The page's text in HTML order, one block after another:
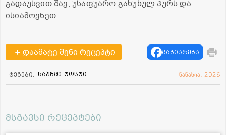
გადაუსვით შავ, უსაფუარო გახუხულ პურს და
ისიამოვნეთ.
დაამატე შენი რეცეპტი გაზიარება
ტეგები: საუზმე ტოსტი ნანახია: 2026
მსგავსი რეცეპტები